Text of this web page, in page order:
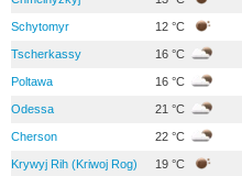
Schytomyr 12 °C
Tscherkassy 16 °C
Poltawa 16 °C
Odessa 21 °C
Cherson 22 °C
Krywyj Rih (Kriwoj Rog) 19 °C